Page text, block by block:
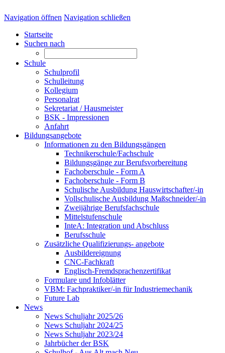
Navigation öffnen Navigation schließen
Startseite
Suchen nach
Schule
Schulprofil
Schulleitung
Kollegium
Personalrat
Sekretariat / Hausmeister
BSK - Impressionen
Anfahrt
Bildungsangebote
Informationen zu den Bildungsgängen
Technikerschule/Fachschule
Bildungsgänge zur Berufsvorbereitung
Fachoberschule - Form A
Fachoberschule - Form B
Schulische Ausbildung Hauswirtschafter/-in
Vollschulische Ausbildung Maßschneider/-in
Zweijährige Berufsfachschule
Mittelstufenschule
InteA: Integration und Abschluss
Berufsschule
Zusätzliche Qualifizierungs- angebote
Ausbildereignung
CNC-Fachkraft
Englisch-Fremdsprachenzertifikat
Formulare und Infoblätter
VBM: Fachpraktiker/-in für Industriemechanik
Future Lab
News
News Schuljahr 2025/26
News Schuljahr 2024/25
News Schuljahr 2023/24
Jahrbücher der BSK